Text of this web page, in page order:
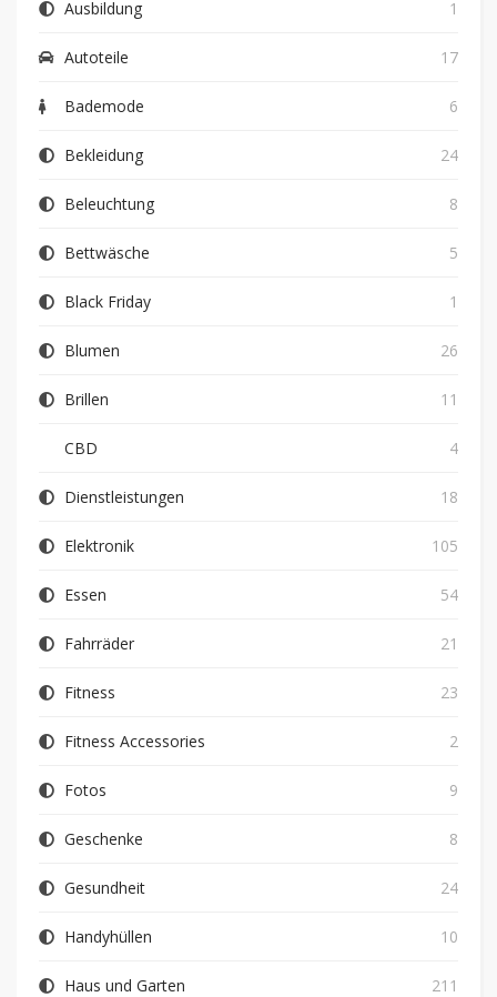
Ausbildung 1
Autoteile 17
Bademode 6
Bekleidung 24
Beleuchtung 8
Bettwäsche 5
Black Friday 1
Blumen 26
Brillen 11
CBD 4
Dienstleistungen 18
Elektronik 105
Essen 54
Fahrräder 21
Fitness 23
Fitness Accessories 2
Fotos 9
Geschenke 8
Gesundheit 24
Handyhüllen 10
Haus und Garten 211